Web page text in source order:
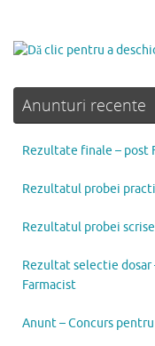
Anunturi recente
Rezultate finale – post
Rezultatul probei
Rezultatul probei
Rezultat selectie dosar
Farmacist
Anunt – Concurs